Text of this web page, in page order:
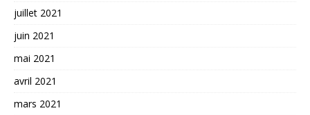
juillet 2021
juin 2021
mai 2021
avril 2021
mars 2021